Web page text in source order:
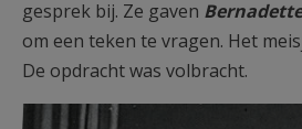
gesprek bij. Ze gaven Bernadette
om een teken te vragen. Het
De opdracht was volbracht.